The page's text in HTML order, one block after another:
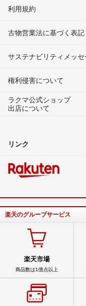
利用規約
古物営業法に基づく表記
サステナビリティメッセ
権利侵害について
ラクマ公式ショップ
出店について
リンク
楽天のグループサービス
楽天市場
商品数は1億点以上